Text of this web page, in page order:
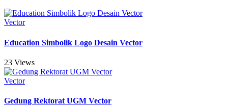
Vector
Education Simbolik Logo Desain Vector
23 Views
Vector
Gedung Rektorat UGM Vector